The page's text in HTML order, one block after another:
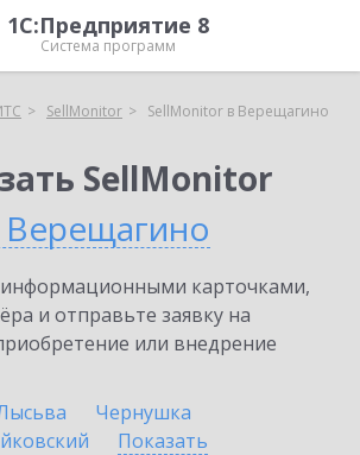
1С:Предприятие 8
Система программ
SellMonitor SellMonitor в Верещагино
SellMonitor
Верещагино
карточками,
и отправьте заявку на
или внедрение
Чернушка
Показать